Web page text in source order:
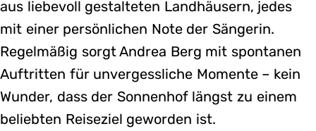
aus liebevoll gestalteten Landhäusern, jedes
mit einer persönlichen Note der Sängerin.
Regelmäßig sorgt Andrea Berg mit spontanen
Auftritten für unvergessliche Momente – kein
Wunder, dass der Sonnenhof längst zu einem
beliebten Reiseziel geworden ist.